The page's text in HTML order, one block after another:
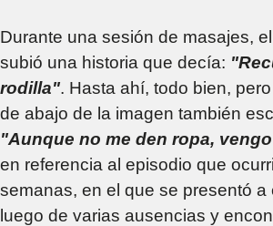
Durante una sesión de masajes, el
subió una historia que decía:
rodilla". Hasta ahí, todo bien,
de abajo de la imagen también
"Aunque no me den ropa,
en referencia al episodio que
semanas, en el que se presentó a
luego de varias ausencias y